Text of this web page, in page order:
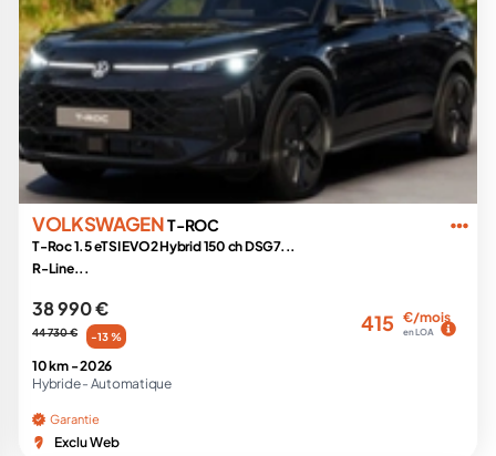
VOLKSWAGENT-ROC
T-Roc 1.5 eTSI EVO2 Hybrid 150 ch DSG7...
R-Line...
38 990 €
44 730 € -13 %
415 €/mois
en LOA
10 km -2026
Hybride - Automatique
Garantie
Exclu Web